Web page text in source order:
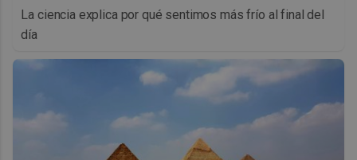
La ciencia explica por qué sentimos más frío al final del
día